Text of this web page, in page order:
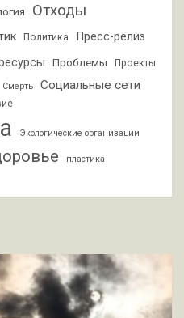
Отходы
Политика Пресс-релиз
Проблемы Проекты
Смерть Социальные сети
Экологические организации
пластика